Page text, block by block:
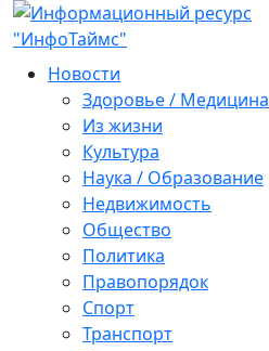
Новости
Здоровье / Медицина
Из жизни
Культура
Наука / Образование
Недвижимость
Общество
Политика
Правопорядок
Спорт
Транспорт